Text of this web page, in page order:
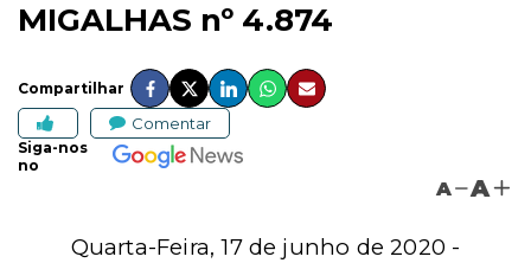
MIGALHAS nº 4.874
Compartilhar
Comentar
Siga-nos
no
A A
Quarta-Feira, 17 de junho de 2020 -